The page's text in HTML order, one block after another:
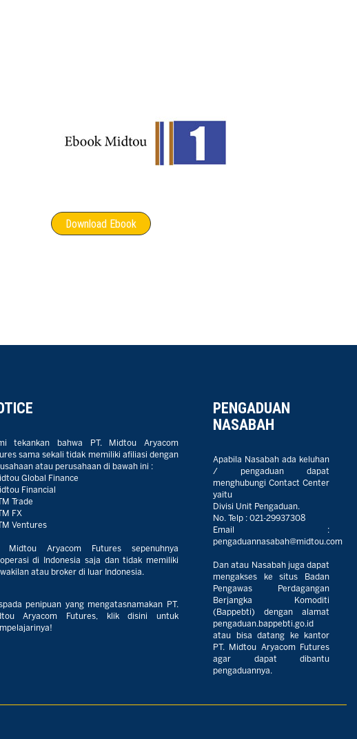
Download Ebook
tekankan bahwa PT. Midtou Aryacom
sama sekali tidak memiliki afiliasi dengan
atau perusahaan di bawah ini :
Global Finance
Financial
Trade
FX
Ventures
Midtou Aryacom Futures sepenuhnya
di Indonesia saja dan tidak memiliki
atau broker di luar Indonesia.
penipuan yang mengatasnamakan PT.
Aryacom Futures, klik disini untuk
PENGADUAN
NASABAH
Apabila Nasabah ada keluhan
/ pengaduan dapat
menghubungi Contact Center
yaitu
Divisi Unit Pengaduan.
No. Telp : 021-29937308
Email :
pengaduannasabah@midtou.com
Dan atau Nasabah juga dapat
mengakses ke situs Badan
Pengawas Perdagangan
Berjangka Komoditi
(Bappebti) dengan alamat
pengaduan.bappebti.go.id
atau bisa datang ke kantor
PT. Midtou Aryacom Futures
agar dapat dibantu
pengaduannya.